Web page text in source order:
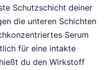
Schutzschicht deiner
die unteren Schichten
Serum
für eine intakte
du den Wirkstoff